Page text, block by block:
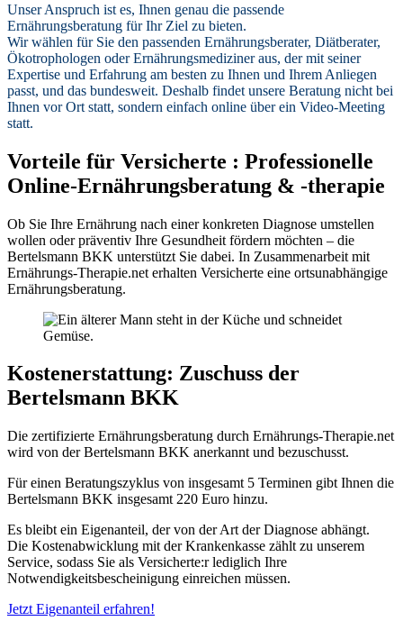
Unser Anspruch ist es, Ihnen genau die passende
Ernährungsberatung für Ihr Ziel zu bieten.
Wir wählen für Sie den passenden Ernährungsberater, Diätberater,
Ökotrophologen oder Ernährungsmediziner aus, der mit seiner
Expertise und Erfahrung am besten zu Ihnen und Ihrem Anliegen
passt, und das bundesweit. Deshalb findet unsere Beratung nicht bei
Ihnen vor Ort statt, sondern einfach online über ein Video-Meeting
statt.
Vorteile für Versicherte : Professionelle
Online-Ernährungsberatung & -therapie
Ob Sie Ihre Ernährung nach einer konkreten Diagnose umstellen
wollen oder präventiv Ihre Gesundheit fördern möchten – die
Bertelsmann BKK unterstützt Sie dabei. In Zusammenarbeit mit
Ernährungs-Therapie.net erhalten Versicherte eine ortsunabhängige
Ernährungsberatung.
Kostenerstattung: Zuschuss der
Bertelsmann BKK
Die zertifizierte Ernährungsberatung durch Ernährungs-Therapie.net
wird von der Bertelsmann BKK anerkannt und bezuschusst.
Für einen Beratungszyklus von insgesamt 5 Terminen gibt Ihnen die
Bertelsmann BKK insgesamt 220 Euro hinzu.
Es bleibt ein Eigenanteil, der von der Art der Diagnose abhängt.
Die Kostenabwicklung mit der Krankenkasse zählt zu unserem
Service, sodass Sie als Versicherte:r lediglich Ihre
Notwendigkeitsbescheinigung einreichen müssen.
Jetzt Eigenanteil erfahren!